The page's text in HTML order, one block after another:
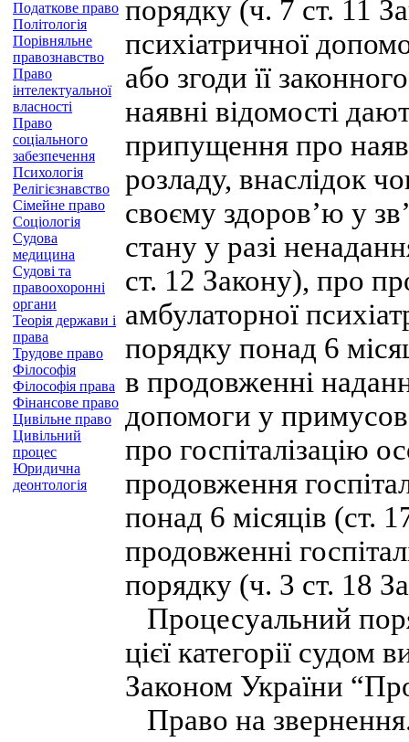
Податкове право
Політологія
Порівняльне
правознавство
Право
інтелектуальної
власності
Право
соціального
забезпечення
Психологія
Релігієзнавство
Сімейне право
Соціологія
Судова
медицина
Судові та
правоохоронні
органи
Теорія держави і
права
Трудове право
Філософія
Філософія права
Фінансове право
Цивільне право
Цивільний
процес
Юридична
деонтологія
порядку (ч. 7 ст. 11
психіатричної
або згоди її
наявні відомості
припущення про
розладу, внаслідок
своєму здоров’ю у
стану у разі
ст. 12 Закону), про
амбулаторної
порядку понад 6
в продовженні
допомоги у
про госпіталізацію
продовження
понад 6 місяців (ст.
продовженні
порядку (ч. 3 ст. 18
Процесуальний
цієї категорії
Законом України
Право на